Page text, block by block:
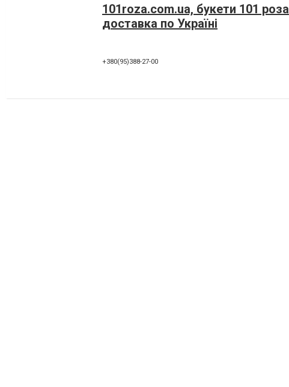
101roza.com.ua, букети 101 роза
доставка по Україні
+380(95)388-27-00